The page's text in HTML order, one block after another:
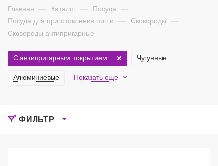
Главная — Каталог — Посуда —
Посуда для приготовления пищи — Сковороды —
Сковороды антипригарные
Чугунные
С антипригарным покрытием
Алюминиевые Показать еще
ФИЛЬТР